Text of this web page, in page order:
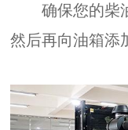
确保您的柴油
然后再向油箱添